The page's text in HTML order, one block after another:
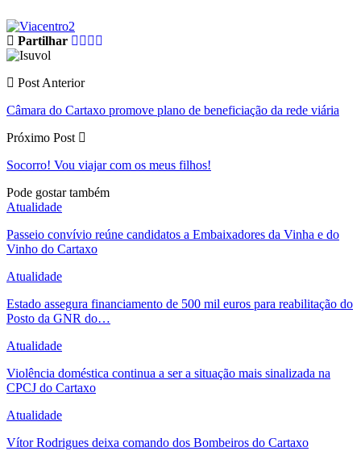
Partilhar
Post Anterior
Câmara do Cartaxo promove plano de beneficiação da rede viária
Próximo Post
Socorro! Vou viajar com os meus filhos!
Pode gostar também
Atualidade
Passeio convívio reúne candidatos a Embaixadores da Vinha e do
Vinho do Cartaxo
Atualidade
Estado assegura financiamento de 500 mil euros para reabilitação do
Posto da GNR do…
Atualidade
Violência doméstica continua a ser a situação mais sinalizada na
CPCJ do Cartaxo
Atualidade
Vítor Rodrigues deixa comando dos Bombeiros do Cartaxo